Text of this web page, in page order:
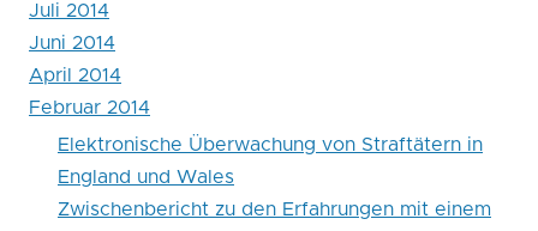
Gefangenenzahlen
und
Innerer
Sicherheit:
Juli 2014
Juni 2014
April 2014
Februar 2014
Elektronische Überwachung von Straftätern in
England und Wales
Zwischenbericht zu den Erfahrungen mit einem